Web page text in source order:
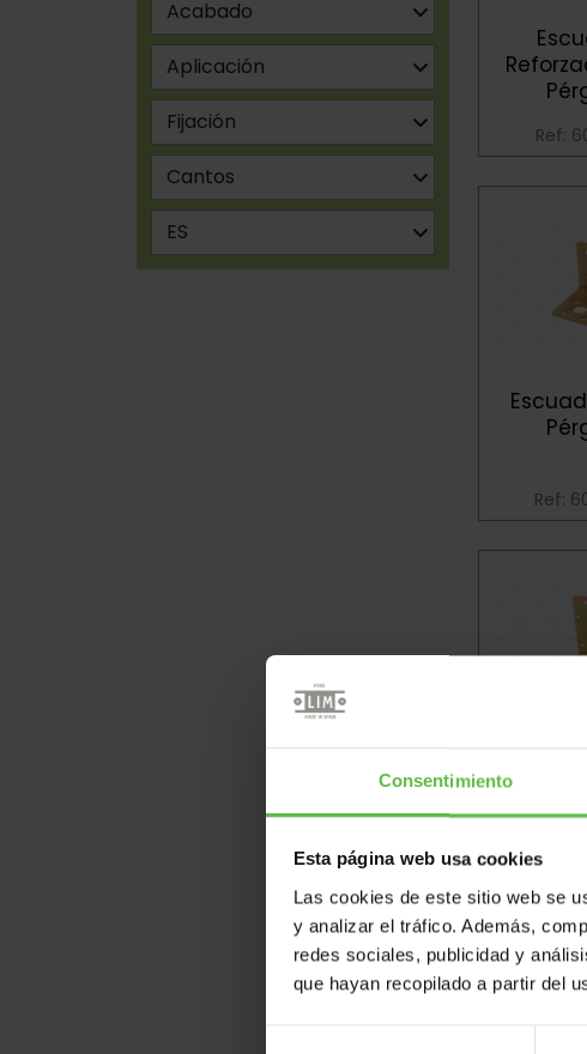
Consentimiento
Esta página web usa cookies
Las cookies de este sitio web se
y analizar el tráfico. Además,
redes sociales, publicidad y
que hayan recopilado a partir del
Ref:
Ref:
Ref: